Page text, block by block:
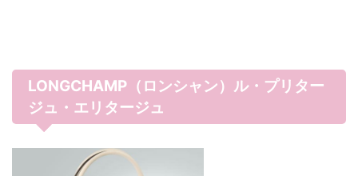
LONGCHAMP（ロンシャン）ル・プリター
ジュ・エリタージュ